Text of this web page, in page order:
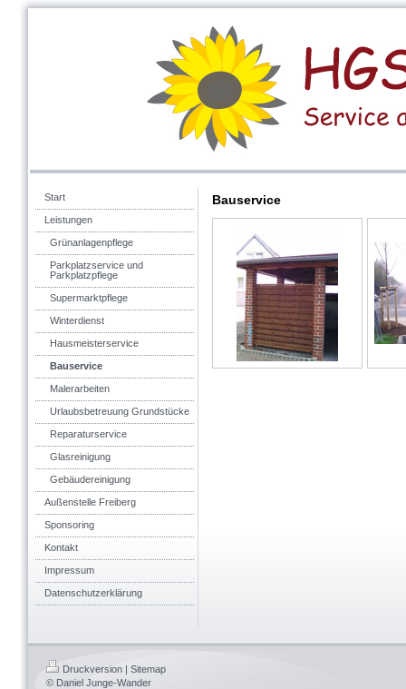
Start
Leistungen
Grünanlagenpflege
Parkplatzservice und
Parkplatzpflege
Supermarktpflege
Winterdienst
Hausmeisterservice
Bauservice
Malerarbeiten
Urlaubsbetreuung Grundstücke
Reparaturservice
Glasreinigung
Gebäudereinigung
Außenstelle Freiberg
Sponsoring
Kontakt
Impressum
Datenschutzerklärung
Bauservice
Druckversion | Sitemap
© Daniel Junge-Wander